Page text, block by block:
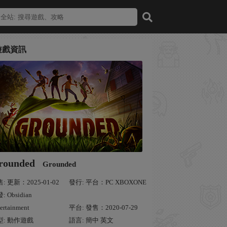
戲資訊
Grounded
: 更新：2025-01-02
發行: 平台：PC XBOXONE
: Obsidian
平台: 發售：2020-07-29
: 動作遊戲
語言: 簡中 英文